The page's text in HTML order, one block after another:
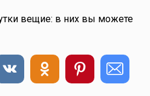
вещие: в них вы можете